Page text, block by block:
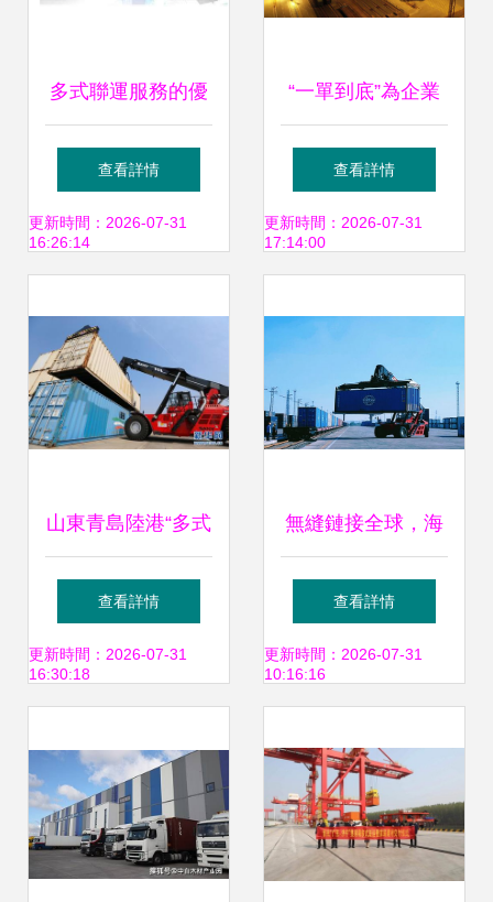
多式聯運服務的優
勢與發展趨勢
查看詳情
更新時間：2026-07-31
16:26:14
“一單到底”為企業
出海降本30%，寧
波舟山港書寫多式
查看詳情
更新時間：2026-07-31
17:14:00
山東青島陸港“多式
聯運”助力企業產銷
暢通
查看詳情
更新時間：2026-07-31
16:30:18
無縫鏈接全球，海
鐵聯運領航——中
遠海控多式聯運解
查看詳情
更新時間：2026-07-31
10:16:16